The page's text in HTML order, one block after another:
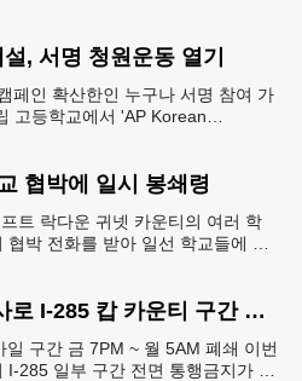
, 서명 청원운동 열기
페인 확산한인 누구나 서명 참여 가
고등학교에서 'AP Korean
협박에 일시 봉쇄령
트 락다운 귀넷 카운티의 여러 학
협박 전화를 받아 일선 학교들에 일
주말 포장공사로 I-285 캅 카운티 구간 통행금지
일 구간 금 7PM ~ 월 5AM 폐쇄 이번
I-285 일부 구간 전면 통행금지가 시